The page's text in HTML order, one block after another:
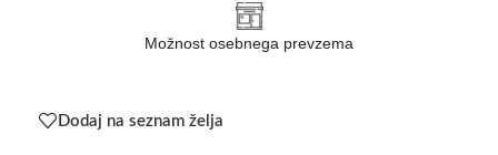
Možnost osebnega prevzema
Dodaj na seznam želja